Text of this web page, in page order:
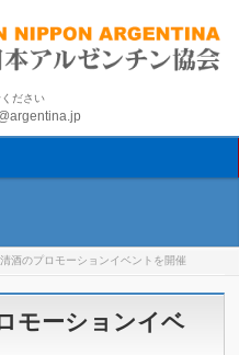
ださい
酒のプロモーションイベントを開催
モーションイベ